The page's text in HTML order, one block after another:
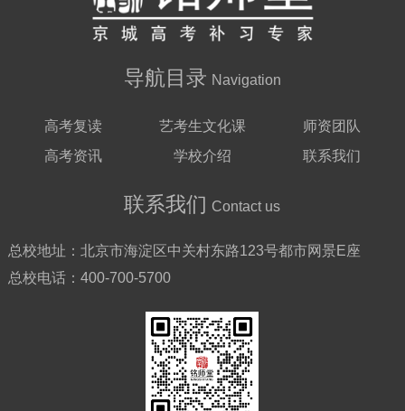
导航目录 Navigation
高考复读 艺考生文化课
师资团队
高考资讯
学校介绍 联系我们
联系我们 Contact us
总校地址： 北京市海淀区中关村东路123号都市网景E座
总校电话： 400-700-5700